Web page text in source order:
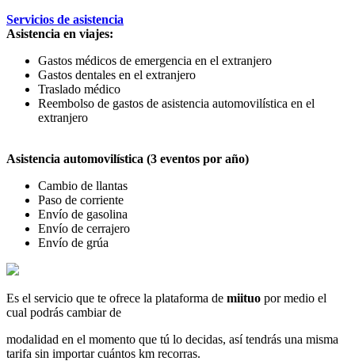
Servicios de asistencia
Asistencia en viajes:
Gastos médicos de emergencia en el extranjero
Gastos dentales en el extranjero
Traslado médico
Reembolso de gastos de asistencia automovilística en el
extranjero
Asistencia automovilística (3 eventos por año)
Cambio de llantas
Paso de corriente
Envío de gasolina
Envío de cerrajero
Envío de grúa
Es el servicio que te ofrece la plataforma de miituo por medio el
cual podrás cambiar de
modalidad en el momento que tú lo decidas, así tendrás una misma
tarifa sin importar cuántos km recorras.